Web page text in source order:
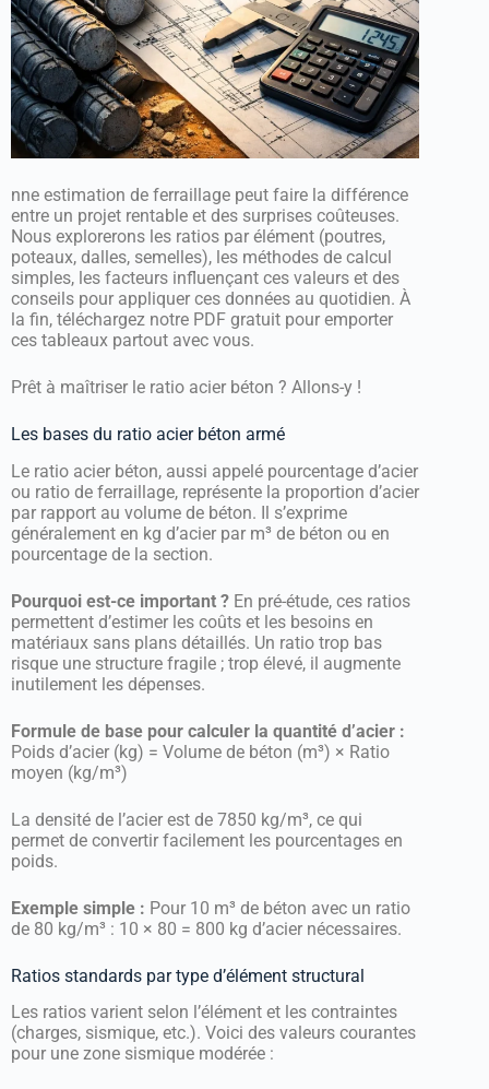
nne estimation de ferraillage peut faire la différence
entre un projet rentable et des surprises coûteuses.
Nous explorerons les ratios par élément (poutres,
poteaux, dalles, semelles), les méthodes de calcul
simples, les facteurs influençant ces valeurs et des
conseils pour appliquer ces données au quotidien. À
la fin, téléchargez notre PDF gratuit pour emporter
ces tableaux partout avec vous.
Prêt à maîtriser le ratio acier béton ? Allons-y !
Les bases du ratio acier béton armé
Le ratio acier béton, aussi appelé pourcentage d’acier
ou ratio de ferraillage, représente la proportion d’acier
par rapport au volume de béton. Il s’exprime
généralement en kg d’acier par m³ de béton ou en
pourcentage de la section.
Pourquoi est-ce important ? En pré-étude, ces ratios
permettent d’estimer les coûts et les besoins en
matériaux sans plans détaillés. Un ratio trop bas
risque une structure fragile ; trop élevé, il augmente
inutilement les dépenses.
Formule de base pour calculer la quantité d’acier :
Poids d’acier (kg) = Volume de béton (m³) × Ratio
moyen (kg/m³)
La densité de l’acier est de 7850 kg/m³, ce qui
permet de convertir facilement les pourcentages en
poids.
Exemple simple : Pour 10 m³ de béton avec un ratio
de 80 kg/m³ : 10 × 80 = 800 kg d’acier nécessaires.
Ratios standards par type d’élément structural
Les ratios varient selon l’élément et les contraintes
(charges, sismique, etc.). Voici des valeurs courantes
pour une zone sismique modérée :